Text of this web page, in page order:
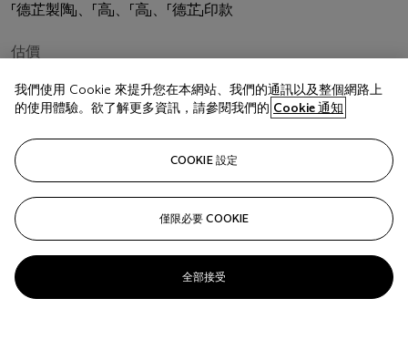
「德芷製陶」、「高」、「高」、「德芷」印款
估價
成交價
已結束
關注
我們使用 Cookie 來提升您在本網站、我們的通訊以及整個網路上
的使用體驗。欲了解更多資訊，請參閱我們的 Cookie 通知
COOKIE 設定
僅限必要 COOKIE
全部接受